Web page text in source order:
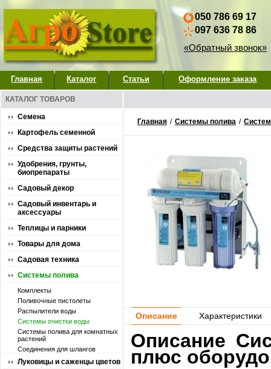
050 786 69 17
097 636 78 86
«Обратный звонок»
Главная Каталог Статьи Оформление заказа
КАТАЛОГ ТОВАРОВ
Семена
Картофель семенной
Средства защиты растений
Удобрения, грунты,
биопрепараты
Садовый декор
Садовый инвентарь и
аксессуары
Теплицы и парники
Товары для дома
Садовая техника
Системы полива
Комплекты
Поливочные пистолеты
Распылители воды
Системы очистки воды
Системы полива для комнатных
растений
Соединения для шлангов
Луковицы и саженцы цветов
Главная / Системы полива /
Описание Характеристики
Описание
плюс